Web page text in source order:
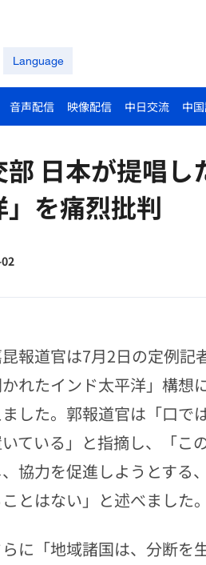
Language
音声配信 映像配信 中日交流 中
部 日本が提唱
」を痛烈批判
報道官は7月2日の定例
れたインド太平洋」構想
した。郭報道官は「口で
ている」と指摘し、「こ
協力を促進しようとする
とはない」と述べました。
に「地域諸国は、分断を